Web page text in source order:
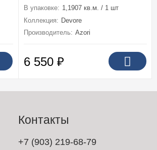
В упаковке: 1,1907 кв.м. / 1 шт
Коллекция: Devore
Производитель: Azori
6 550₽
Контакты
+7 (903) 219-68-79